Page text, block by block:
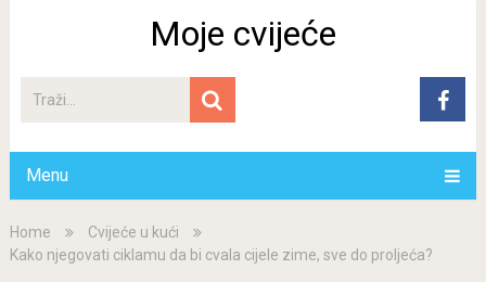
Moje cvijeće
Menu
Home
Cvijeće u kući
Kako njegovati ciklamu da bi cvala cijele zime, sve do proljeća?